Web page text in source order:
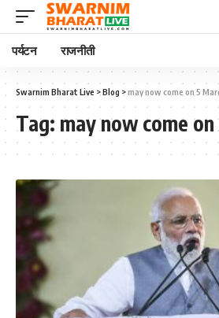
पर्यटन राजनीती
Swarnim Bharat Live >Blog >may now come on 5
Tag: may now come